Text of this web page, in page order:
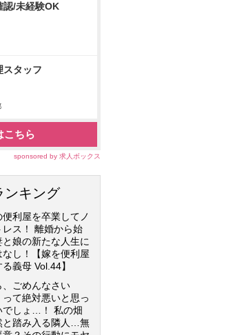
認/未経験OK
スタッフ
こちら
sponsored by 求人ボックス
ンキング
便利屋を卒業してノ
レス！ 離婚から始
と娘の新たな人生に
なし！【嫁を便利屋
義母 Vol.44】
、ごめんなさい
って絶対悪いと思っ
でしょ…！ 私の畑
と踏み入る隣人…無